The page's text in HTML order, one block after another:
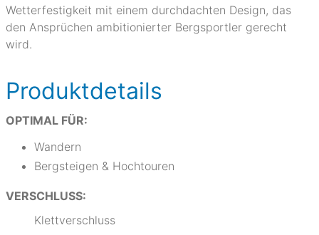
Wetterfestigkeit mit einem durchdachten Design, das
den Ansprüchen ambitionierter Bergsportler gerecht
wird.
Produktdetails
OPTIMAL FÜR:
Wandern
Bergsteigen & Hochtouren
VERSCHLUSS:
Klettverschluss